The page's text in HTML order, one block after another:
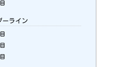
ーライン